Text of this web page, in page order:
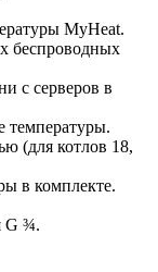
MyHeat.
беспроводных
с серверов в
температуры.
(для котлов 18,
в комплекте.
G ¾.